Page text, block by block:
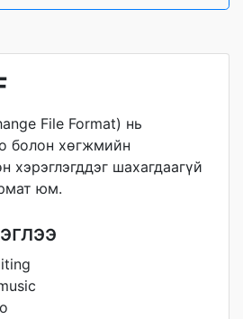
File Format) нь
болон хөгжмийн
хэрэглэгддэг шахагдаагүй
юм.